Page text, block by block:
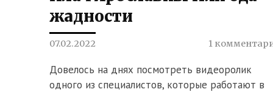
жадности
07.02.2022 1
Довелось на днях посмотреть видеоролик
одного из специалистов, которые работают в